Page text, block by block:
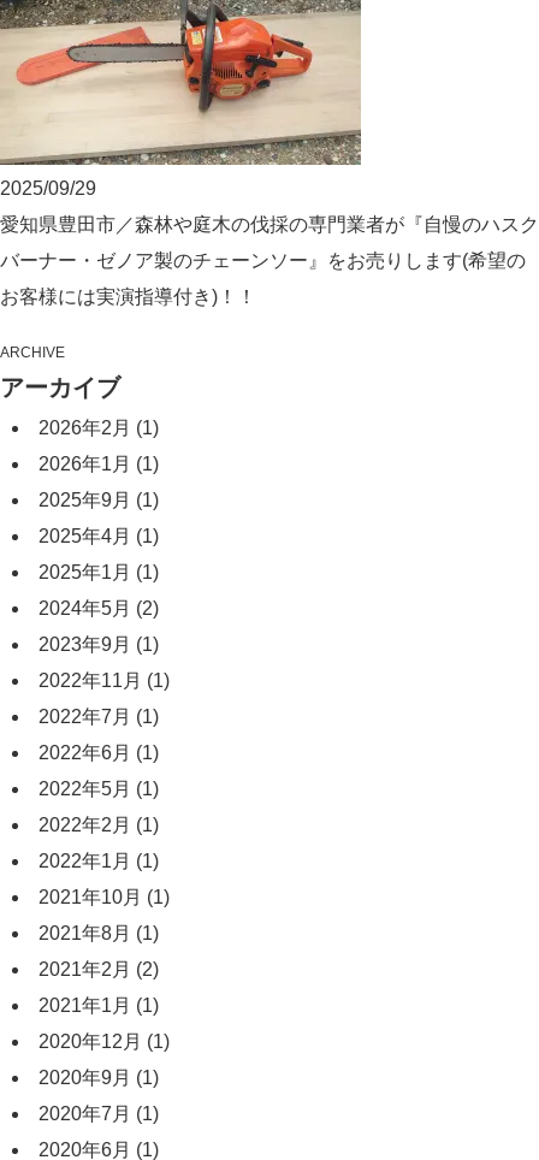
2025/09/29
愛知県豊田市／森林や庭木の伐採の専門業者が『自慢のハスク
バーナー・ゼノア製のチェーンソー』をお売りします(希望の
お客様には実演指導付き)！！
ARCHIVE
アーカイブ
2026年2月 (1)
2026年1月 (1)
2025年9月 (1)
2025年4月 (1)
2025年1月 (1)
2024年5月 (2)
2023年9月 (1)
2022年11月 (1)
2022年7月 (1)
2022年6月 (1)
2022年5月 (1)
2022年2月 (1)
2022年1月 (1)
2021年10月 (1)
2021年8月 (1)
2021年2月 (2)
2021年1月 (1)
2020年12月 (1)
2020年9月 (1)
2020年7月 (1)
2020年6月 (1)